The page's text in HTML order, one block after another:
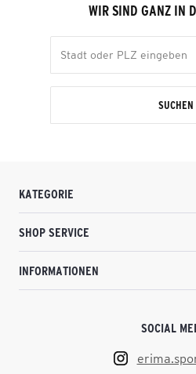
WIR SIND GANZ IN
SUCHEN
KATEGORIE
SHOP SERVICE
INFORMATIONEN
SOCIAL